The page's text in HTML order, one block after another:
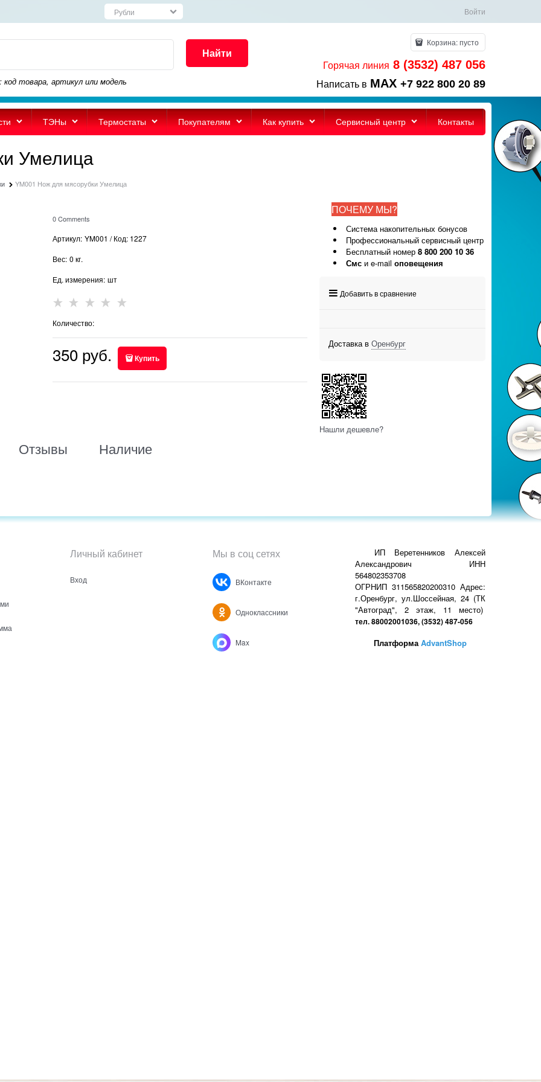
Войти
Найти
код товара, артикул или модель
Корзина:пусто
Горячая линия 8 (3532) 487 056
Написать в MAX +7 922 800 20 89
ТЭНы Термостаты Покупателям Как купить Сервисный центр Контакты
Умелица
YM001 Нож для мясорубки Умелица
0 Comments
Артикул: YM001 / Код: 1227
Вес: 0 кг.
Ед. измерения: шт
Количество:
350 руб. Купить
Отзывы Наличие
ПОЧЕМУ МЫ?
Система накопительных бонусов
Профессиональный сервисный центр
Бесплатный номер 8 800 200 10 36
Смс и e-mail оповещения
Добавить в сравнение
Доставка в Оренбург
Нашли дешевле?
Личный кабинет
Вход
Мы в соц сетях
ВКонтакте
Одноклассники
Max
ИП Веретенников Алексей
Александрович ИНН
564802353708
ОГРНИП 311565820200310 Адрес:
г.Оренбург, ул.Шоссейная, 24 (ТК
"Автоград", 2 этаж, 11 место)
тел. 88002001036, (3532) 487-056
ПлатформаAdvantShop